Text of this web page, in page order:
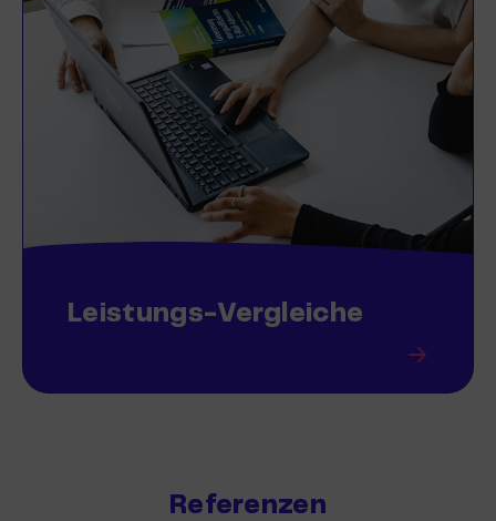
Leistungs-Vergleiche
Referenzen